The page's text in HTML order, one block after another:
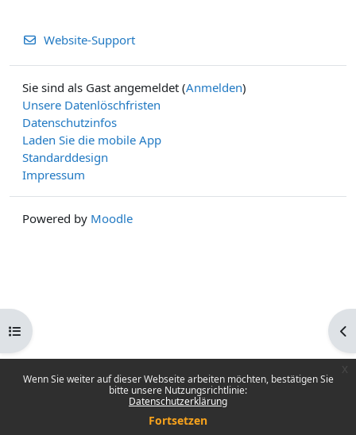
Wenn Sie weiter auf dieser Webseite arbeiten möchten, bestätigen Sie
bitte unsere Nutzungsrichtlinie:
Datenschutzerklärung
Fortsetzen
Kursindex öffnen
Website-Support
Sie sind als Gast angemeldet (Anmelden)
Unsere Datenlöschfristen
Datenschutzinfos
Laden Sie die mobile App
Standarddesign
Impressum
Powered by Moodle